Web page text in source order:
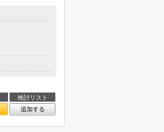
検討リスト
追加する